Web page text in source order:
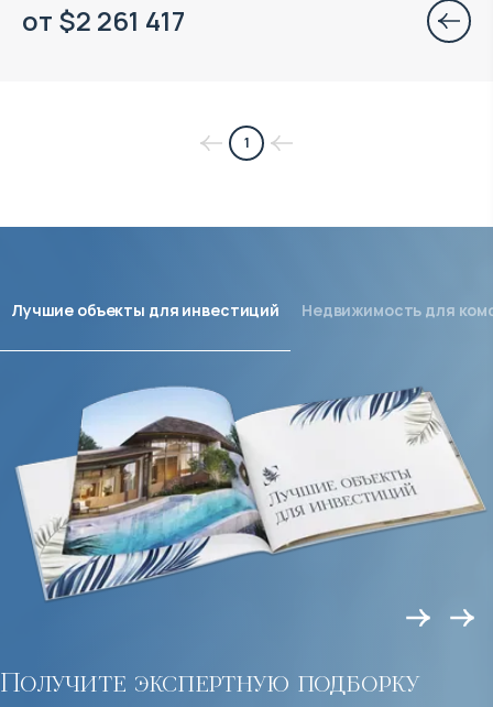
от $2 261 417
1
Получите экспертную подборку
Лучшие объекты для инвестиций Недвижимость для